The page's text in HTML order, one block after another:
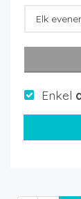
Elk
Enkel